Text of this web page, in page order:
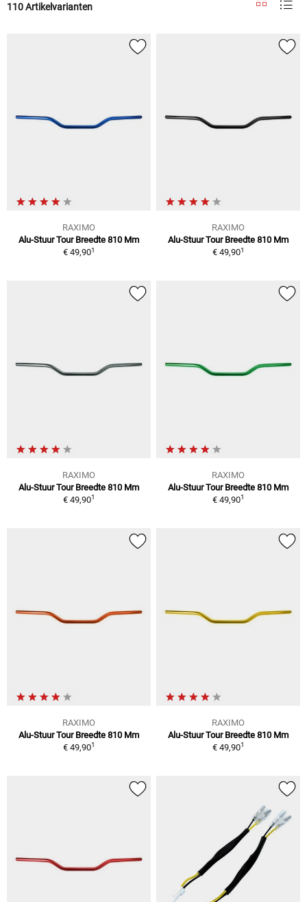
110 Artikelvarianten
RAXIMO
Alu-Stuur Tour Breedte 810 Mm
€ 49,901
RAXIMO
Alu-Stuur Tour Breedte 810 Mm
€ 49,901
RAXIMO
Alu-Stuur Tour Breedte 810 Mm
€ 49,901
RAXIMO
Alu-Stuur Tour Breedte 810 Mm
€ 49,901
RAXIMO
Alu-Stuur Tour Breedte 810 Mm
€ 49,901
RAXIMO
Alu-Stuur Tour Breedte 810 Mm
€ 49,901